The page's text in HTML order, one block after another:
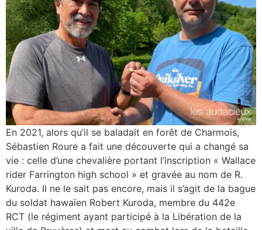
En 2021, alors qu’il se baladait en forêt de Charmois,
Sébastien Roure a fait une découverte qui a changé sa
vie : celle d’une chevalière portant l’inscription « Wallace
rider Farrington high school » et gravée au nom de R.
Kuroda. Il ne le sait pas encore, mais il s’agit de la bague
du soldat hawaïen Robert Kuroda, membre du 442e
RCT (le régiment ayant participé à la Libération de la